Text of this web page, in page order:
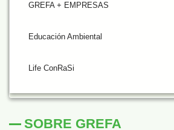
GREFA + EMPRESAS
Educación Ambiental
Life ConRaSi
SOBRE GREFA